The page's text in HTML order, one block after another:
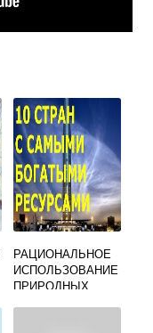
РАЦИОНАЛЬНОЕ
ИСПОЛЬЗОВАНИЕ
ПРИРОДНЫХ